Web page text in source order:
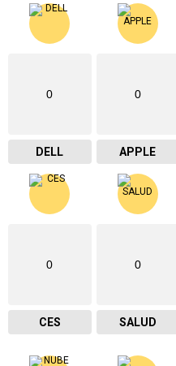
0
DELL
0
APPLE
0
CES
0
SALUD